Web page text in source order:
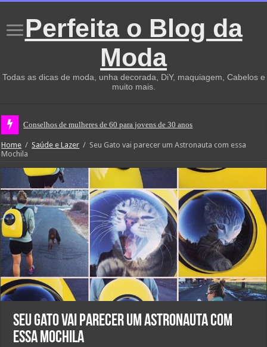
Perfeita o Blog da
Moda
Todas as dicas de moda, unha decorada, DiY, maquiagem, Cabelos e
muito mais.
Conselhos de mulheres de 60 para jovens de 30 anos
Home / Saúde e Lazer / Seu Gato vai parecer um Astronauta com essa
Mochila
Seu Gato vai parecer um Astronauta com
essa Mochila